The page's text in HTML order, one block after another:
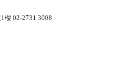
樓 02-2731 3008